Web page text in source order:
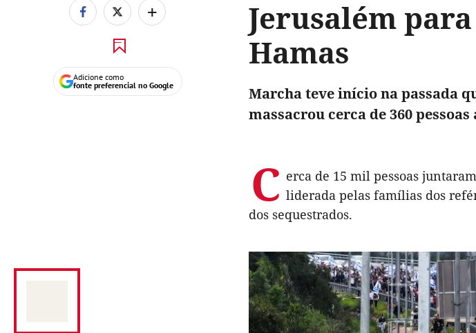
Jerusalém
Hamas
+
Adicione como
fonte preferencial no Google
Marcha teve início na passada
massacrou cerca de 360
C erca de 15 mil pessoas
liderada pelas famílias dos
dos sequestrados.